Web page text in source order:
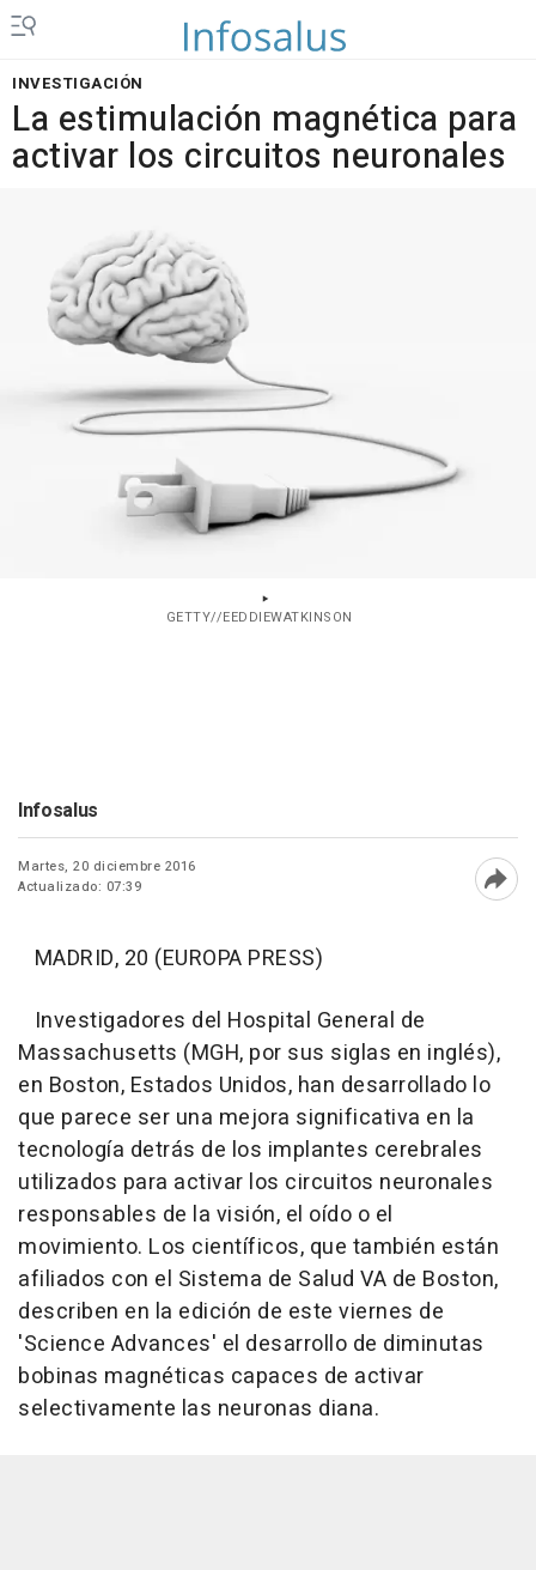
INVESTIGACIÓN
La estimulación magnética para
activar los circuitos neuronales
GETTY//EEDDIEWATKINSON
Infosalus
Martes, 20 diciembre 2016
Actualizado: 07:39
MADRID, 20 (EUROPA PRESS)
Investigadores del Hospital General de
Massachusetts (MGH, por sus siglas en inglés),
en Boston, Estados Unidos, han desarrollado lo
que parece ser una mejora significativa en la
tecnología detrás de los implantes cerebrales
utilizados para activar los circuitos neuronales
responsables de la visión, el oído o el
movimiento. Los científicos, que también están
afiliados con el Sistema de Salud VA de Boston,
describen en la edición de este viernes de
'Science Advances' el desarrollo de diminutas
bobinas magnéticas capaces de activar
selectivamente las neuronas diana.